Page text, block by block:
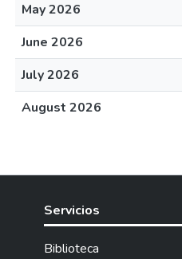
May 2026
June 2026
July 2026
August 2026
Servicios
Biblioteca